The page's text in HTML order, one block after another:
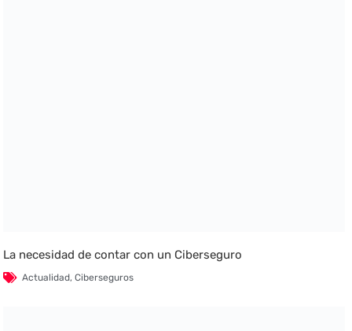
La necesidad de contar con un Ciberseguro
Actualidad,Ciberseguros